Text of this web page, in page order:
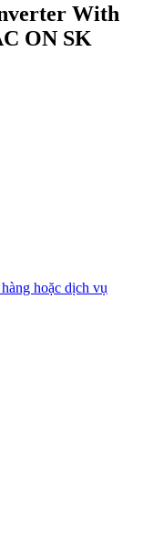
With
ON SK
hoặc dịch vụ